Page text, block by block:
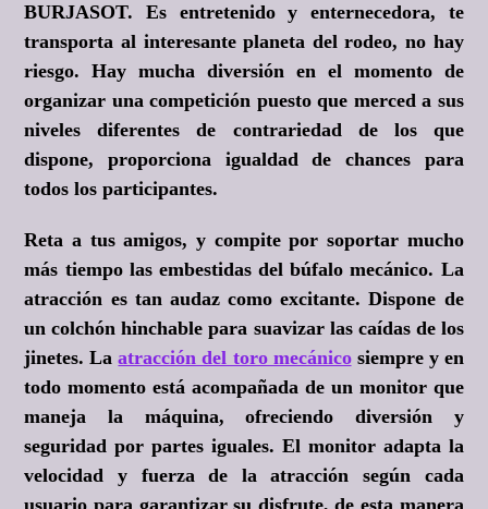
BURJASOT. Es entretenido y enternecedora, te
transporta al interesante planeta del rodeo, no hay
riesgo. Hay mucha diversión en el momento de
organizar una competición puesto que merced a sus
niveles diferentes de contrariedad de los que
dispone, proporciona igualdad de chances para
todos los participantes.
Reta a tus amigos, y compite por soportar mucho
más tiempo las embestidas del búfalo mecánico. La
atracción es tan audaz como excitante. Dispone de
un colchón hinchable para suavizar las caídas de los
jinetes. Laatracción del toro mecánicosiempre y en
todo momento está acompañada de un monitor que
maneja la máquina, ofreciendo diversión y
seguridad por partes iguales. El monitor adapta la
velocidad y fuerza de la atracción según cada